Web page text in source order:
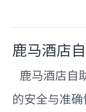
鹿马酒店
鹿马酒店自
的安全与准